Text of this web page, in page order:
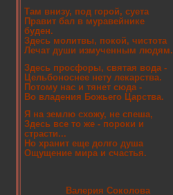
Там внизу, под горой, суета
Правит бал в муравейнике
буден.
Здесь молитвы, покой, чистота
Лечат души измученным людям.
Здесь просфоры, святая вода -
Цельбоноснее нету лекарства.
Потому нас и тянет сюда -
Во владения Божьего Царства.
Я на землю схожу, не спеша,
Здесь все то же - пороки и
страсти...
Но хранит еще долго душа
Ощущение мира и счастья.
Валерия Соколова